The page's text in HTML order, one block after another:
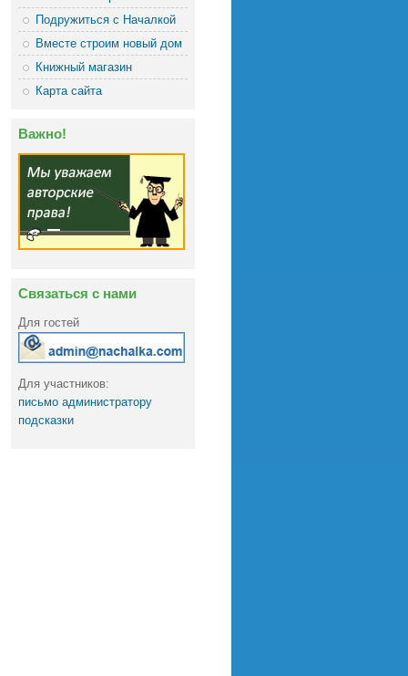
Подружиться с Началкой
Вместе строим новый дом
Книжный магазин
Карта сайта
Важно!
Связаться с нами
Для гостей
Для участников:
письмо администратору
подсказки